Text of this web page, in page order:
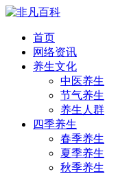
首页
网络资讯
养生文化
中医养生
节气养生
养生人群
四季养生
春季养生
夏季养生
秋季养生